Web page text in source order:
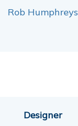
Rob Humphreys
Designer